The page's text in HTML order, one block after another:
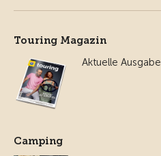
Touring Magazin
Aktuelle Ausgabe
Camping